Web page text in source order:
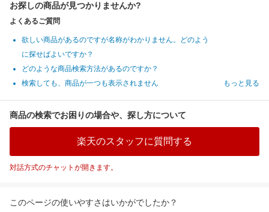
お探しの商品が見つかりませんか?
よくあるご質問
欲しい商品があるのですが名称がわかりません。どのよう
に探せばよいですか？
どのような商品検索方法があるのですか？
検索しても、商品が一つも表示されません
もっと見る
商品の検索でお困りの場合や、探し方について
楽天のスタッフに質問する
対話方式のチャットが開きます。
このページの使いやすさはいかがでしたか？